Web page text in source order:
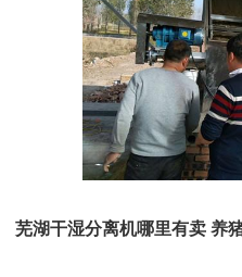
芜湖干湿分离机哪里有卖 养